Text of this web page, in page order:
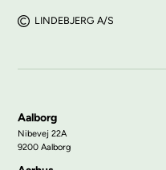
LINDEBJERG A/S
Aalborg
Nibevej 22A
9200 Aalborg